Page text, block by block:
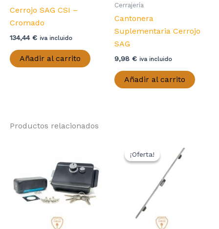
Cerrojo SAG CSI –
Cromado
134,44 € iva incluido
Añadir al carrito
Cerrajería
Cantonera
Suplementaria Cerrojo
SAG
9,98 € iva incluido
Añadir al carrito
Productos relacionados
¡Oferta!
¡Oferta!